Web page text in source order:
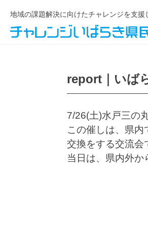
地域の課題解決に向けたチャレンジを支援
report｜いば
7/26(土)水戸三の
この催しは、県
交換をする交流会
当日は、県内外か